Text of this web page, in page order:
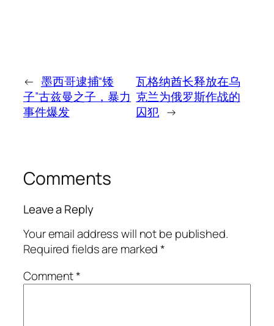
← 墨西哥逮捕“矮
子”古兹曼之子，暴力
事件爆发
瓦格纳酋长释放在乌
克兰为俄罗斯作战的
囚犯 →
Comments
Leave a Reply
Your email address will not be published.
Required fields are marked*
Comment*